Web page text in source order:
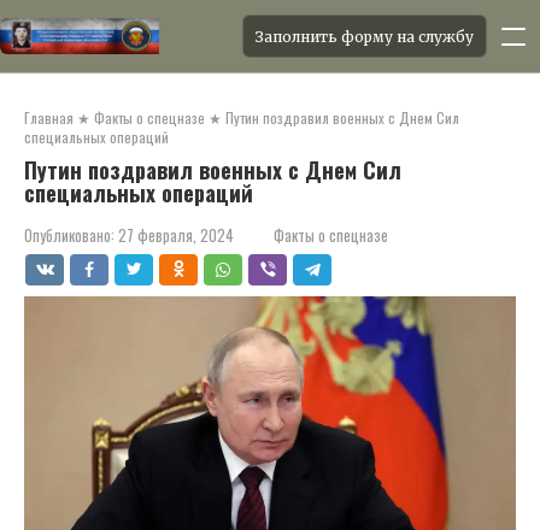
контенту
Заполнить форму на службу
Главная ★ Факты о спецназе ★ Путин поздравил военных с Днем Сил
специальных операций
Путин поздравил военных с Днем Сил
специальных операций
Опубликовано: 27 февраля, 2024 Факты о спецназе